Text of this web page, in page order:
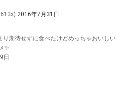
2016年7月31日
期待せずに食べたけどめっちゃおいしい
✨
日